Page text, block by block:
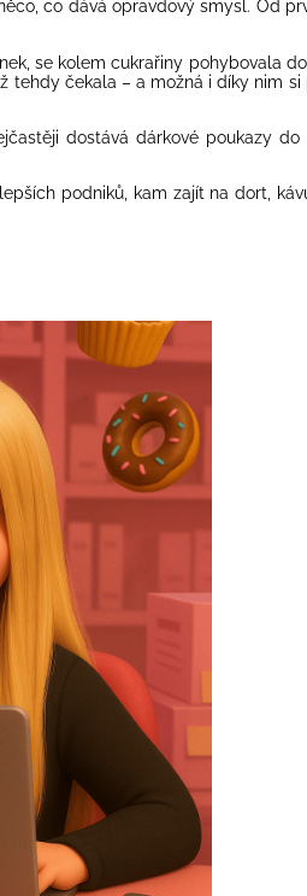
co dává opravdový smysl. Od
se kolem cukrařiny pohybovala
tehdy čekala – a možná i díky nim
dostává dárkové poukazy
podniků, kam zajít na dort,